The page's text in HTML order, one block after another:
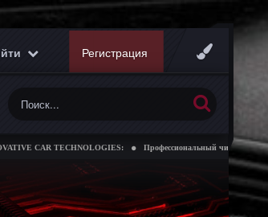
Регистрация
CAR TECHNOLOGIES: Профессиональный чип тюнинг